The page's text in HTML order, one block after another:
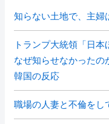
知らない土地で、主婦
トランプ大統領「日
なぜ知らせなかった
韓国の反応
職場の人妻と不倫をし